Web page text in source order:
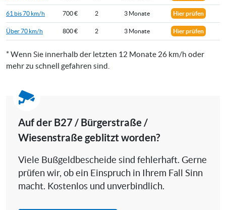
61 bis 70 km/h 700 € 2 3 Monate Hier prüfen
Über 70 km/h 800 € 2 3 Monate Hier prüfen
* Wenn Sie innerhalb der letzten 12 Monate 26 km/h oder
mehr zu schnell gefahren sind.
Auf der B27 / Bürgerstraße /
Wiesenstraße geblitzt worden?
Viele Bußgeldbescheide sind fehlerhaft. Gerne
prüfen wir, ob ein Einspruch in Ihrem Fall Sinn
macht. Kostenlos und unverbindlich.